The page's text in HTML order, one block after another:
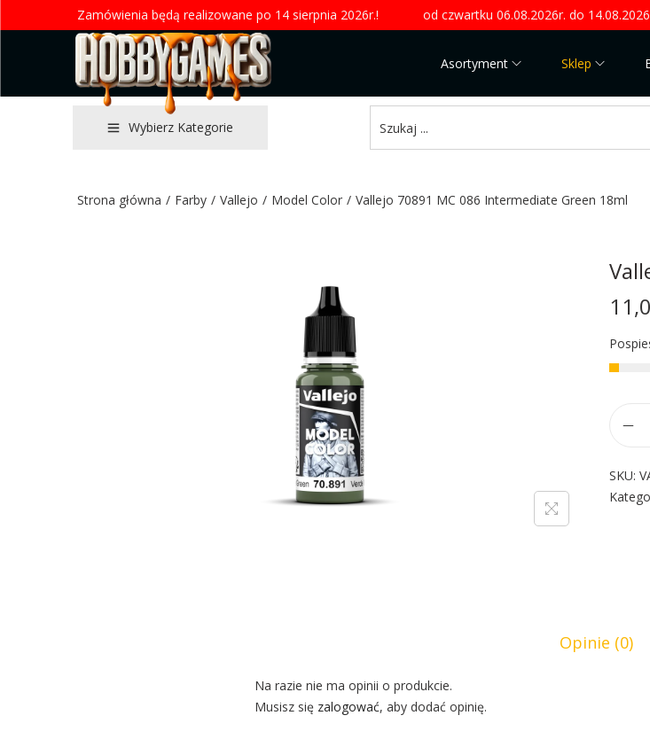
Zamówienia będą realizowane po 14 sierpnia 2026r.! od czwartku 06.08.2026r. do
Asortyment Sklep
Wybierz Kategorie
Strona główna / Farby / Vallejo / Model Color / Vallejo 70891 MC 086 Intermediate Green 18ml
SKU:
Opinie (0)
Na razie nie ma opinii o produkcie.
Musisz się zalogować, aby dodać opinię.